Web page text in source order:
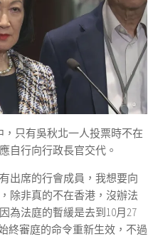
只有吳秋北一人投票時不在
自行向行政長官交代。
出席的行會成員，我想要向
除非真的不在香港，沒辦法
為法庭的暫緩是去到10月27
終審庭的命令重新生效，不過